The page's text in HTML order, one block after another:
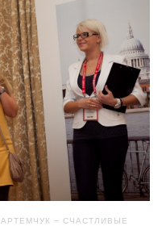
− СЧАСТЛИВЫЕ